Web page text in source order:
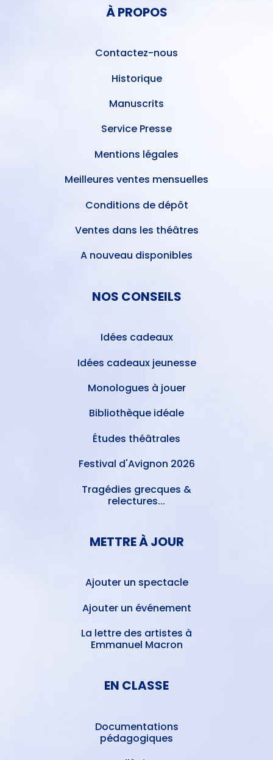
À PROPOS
Contactez-nous
Historique
Manuscrits
Service Presse
Mentions légales
Meilleures ventes mensuelles
Conditions de dépôt
Ventes dans les théâtres
A nouveau disponibles
NOS CONSEILS
Idées cadeaux
Idées cadeaux jeunesse
Monologues à jouer
Bibliothèque idéale
Études théâtrales
Festival d'Avignon 2026
Tragédies grecques &
relectures...
METTRE À JOUR
Ajouter un spectacle
Ajouter un événement
La lettre des artistes à
Emmanuel Macron
EN CLASSE
Documentations
pédagogiques